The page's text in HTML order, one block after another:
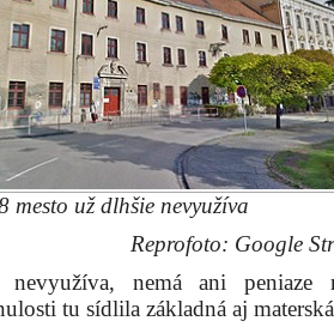
už dlhšie nevyužíva
Reprofoto: Google
nevyužíva, nemá ani peniaze
tu sídlila základná aj